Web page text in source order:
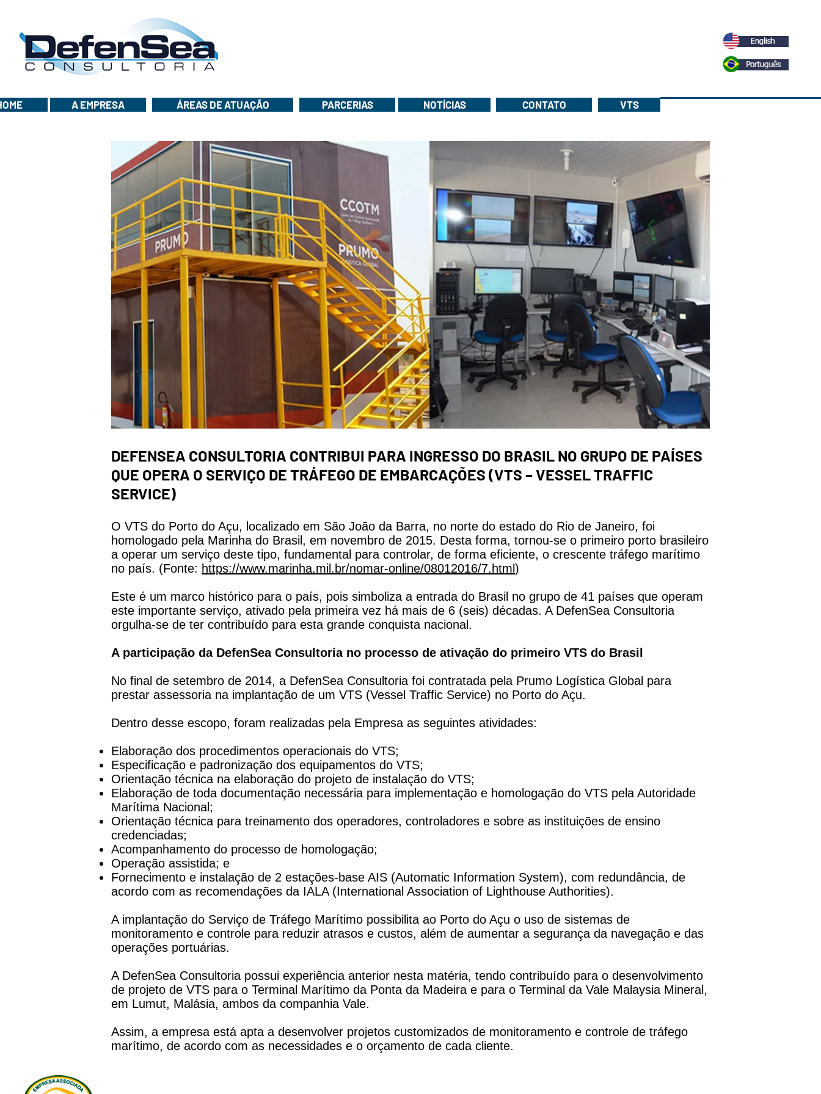
A EMPRESA ÁREAS DE ATUAÇÃO PARCERIAS NOTÍCIAS CONTATO VTS
DEFENSEA CONSULTORIA CONTRIBUI PARA INGRESSO DO BRASIL NO GRUPO DE PAÍSES
QUE OPERA O SERVIÇO DE TRÁFEGO DE EMBARCAÇÕES (VTS – VESSEL TRAFFIC
SERVICE)
O VTS do Porto do Açu, localizado em São João da Barra, no norte do estado do Rio de Janeiro, foi
homologado pela Marinha do Brasil, em novembro de 2015. Desta forma, tornou-se o primeiro porto brasileiro
a operar um serviço deste tipo, fundamental para controlar, de forma eficiente, o crescente tráfego marítimo
no país. (Fonte: https://www.marinha.mil.br/nomar-online/08012016/7.html )
Este é um marco histórico para o país, pois simboliza a entrada do Brasil no grupo de 41 países que operam
este importante serviço, ativado pela primeira vez há mais de 6 (seis) décadas. A DefenSea Consultoria
orgulha-se de ter contribuído para esta grande conquista nacional.
A participação da DefenSea Consultoria no processo de ativação do primeiro VTS do Brasil
No final de setembro de 2014, a DefenSea Consultoria foi contratada pela Prumo Logística Global para
prestar assessoria na implantação de um VTS (Vessel Traffic Service) no Porto do Açu.
Dentro desse escopo, foram realizadas pela Empresa as seguintes atividades:
Elaboração dos procedimentos operacionais do VTS;
Especificação e padronização dos equipamentos do VTS;
Orientação técnica na elaboração do projeto de instalação do VTS;
Elaboração de toda documentação necessária para implementação e homologação do VTS pela Autoridade
Marítima Nacional;
Orientação técnica para treinamento dos operadores, controladores e sobre as instituições de ensino
credenciadas;
Acompanhamento do processo de homologação;
Operação assistida; e
Fornecimento e instalação de 2 estações-base AIS (Automatic Information System), com redundância, de
acordo com as recomendações da IALA (International Association of Lighthouse Authorities).
A implantação do Serviço de Tráfego Marítimo possibilita ao Porto do Açu o uso de sistemas de
monitoramento e controle para reduzir atrasos e custos, além de aumentar a segurança da navegação e das
operações portuárias.
A DefenSea Consultoria possui experiência anterior nesta matéria, tendo contribuído para o desenvolvimento
de projeto de VTS para o Terminal Marítimo da Ponta da Madeira e para o Terminal da Vale Malaysia Mineral,
em Lumut, Malásia, ambos da companhia Vale.
Assim, a empresa está apta a desenvolver projetos customizados de monitoramento e controle de tráfego
marítimo, de acordo com as necessidades e o orçamento de cada cliente.